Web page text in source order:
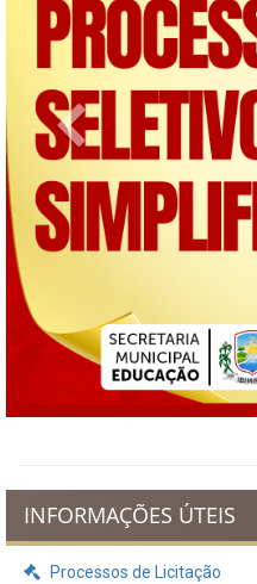
Previous
INFORMAÇÕES ÚTEIS
Processos de Licitação